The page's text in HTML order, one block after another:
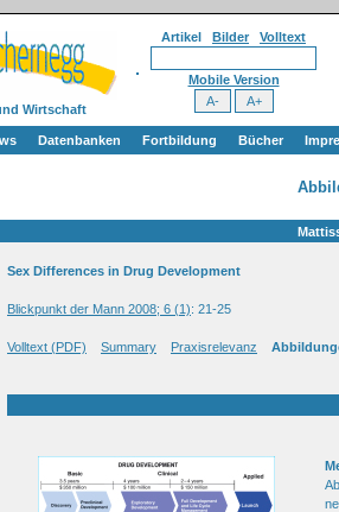
Wirtschaft
Artikel Bilder Volltext
Mobile Version
Datenbanken Fortbildung Bücher
Sex Differences in Drug Development
Blickpunkt der Mann 2008; 6 (1): 21-25
Volltext (PDF) Summary Praxisrelevanz